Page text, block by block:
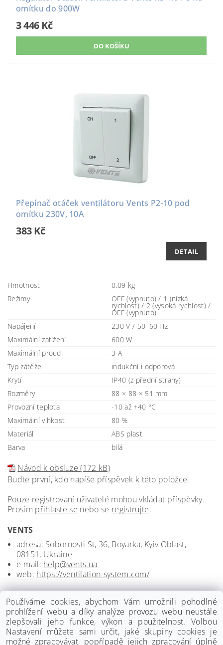
omítku do 900W
3 446 Kč
Přepínač otáček ventilátoru Vents P2-10 pod
omítku 230V, 10A
383 Kč
DETAIL
Hmotnost
0.09 kg
Režimy
OFF (vypnuto) / 1 (nízká
rychlost) / 2 (vysoká rychlost) /
OFF (vypnuto)
Napájení
230 V / 50–60 Hz
Maximální zatížení
600 W
Maximální proud
3 A
Typ zátěže
indukční i odporová
Krytí
IP40 (z přední strany)
Rozměry
88 × 88 × 51 mm
Provozní teplota
-10 až +40 °C
Maximální vlhkost
80 %
Materiál
ABS plast
Barva
bílá
Návod k obsluze (172 kB)
Buďte první, kdo napíše příspěvek k této položce.
Pouze registrovaní uživatelé mohou vkládat příspěvky.
Prosím přihlaste se nebo se registrujte.
VENTS
adresa: Sobornosti St, 36, Boyarka, Kyiv Oblast,
08151, Ukraine
e-mail: help@vents.ua
web: https://ventilation-system.com/
Používáme cookies, abychom Vám umožnili pohodlné
prohlížení webu a díky analýze provozu webu neustále
zlepšovali jeho funkce, výkon a použitelnost. Volbou
Nastavení můžete sami určit, jaké skupiny cookies je
možné zpracovávat, popřípadě jejich zpracování úplně